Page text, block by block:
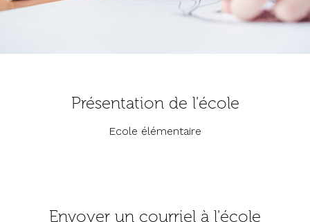
Présentation de l'école
Ecole élémentaire
Envoyer un courriel à l'école